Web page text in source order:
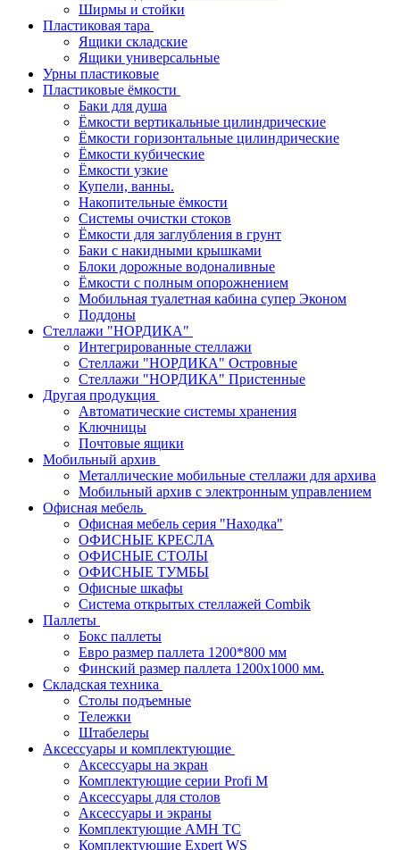
Ширмы и стойки
Пластиковая тара
Ящики складские
Ящики универсальные
Урны пластиковые
Пластиковые ёмкости
Баки для душа
Ёмкости вертикальные цилиндрические
Ёмкости горизонтальные цилиндрические
Ёмкости кубические
Ёмкости узкие
Купели, ванны.
Накопительные ёмкости
Системы очистки стоков
Ёмкости для заглубления в грунт
Баки с накидными крышками
Блоки дорожные водоналивные
Ёмкости с полным опорожнением
Мобильная туалетная кабина супер Эконом
Поддоны
Стеллажи "НОРДИКА"
Интегрированные стеллажи
Стеллажи "НОРДИКА" Островные
Стеллажи "НОРДИКА" Пристенные
Другая продукция
Автоматические системы хранения
Ключницы
Почтовые ящики
Мобильный архив
Металлические мобильные стеллажи для архива
Мобильный архив с электронным управлением
Офисная мебель
Офисная мебель серия "Находка"
ОФИСНЫЕ КРЕСЛА
ОФИСНЫЕ СТОЛЫ
ОФИСНЫЕ ТУМБЫ
Офисные шкафы
Система открытых стеллажей Combik
Паллеты
Бокс паллеты
Евро размер паллета 1200*800 мм
Финский размер паллета 1200х1000 мм.
Складская техника
Столы подъемные
Тележки
Штабелеры
Аксессуары и комплектующие
Аксессуары на экран
Комплектующие серии Profi M
Аксессуары для столов
Аксессуары и экраны
Комплектующие AMH TC
Комплектующие Expert WS